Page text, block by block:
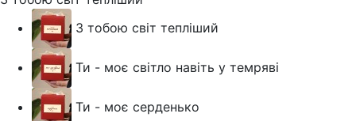
З тобою світ тепліший
Ти - моє світло навіть у темряві
Ти - моє серденько